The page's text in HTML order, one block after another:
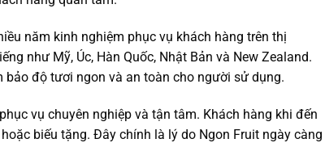
năm kinh nghiệm phục vụ khách hàng trên thị
như Mỹ, Úc, Hàn Quốc, Nhật Bản và New Zealand.
độ tươi ngon và an toàn cho người sử dụng.
vụ chuyên nghiệp và tận tâm. Khách hàng khi đến
biếu tặng. Đây chính là lý do Ngon Fruit ngày càng